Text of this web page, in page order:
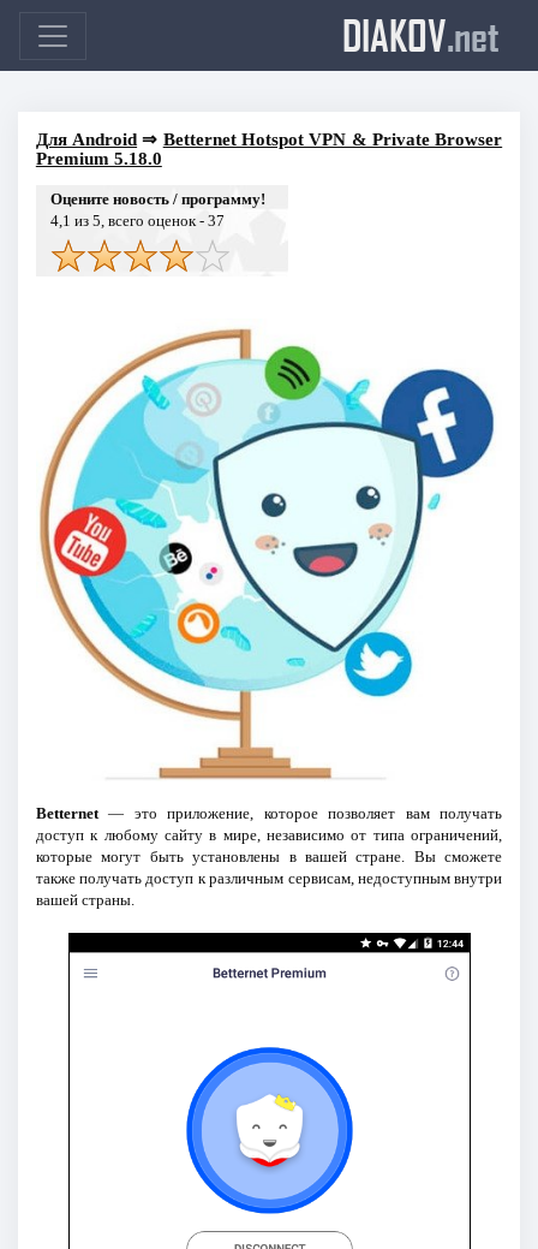
DIAKOV.net
Для Android ⇒ Betternet Hotspot VPN & Private Browser
Premium 5.18.0
Оцените новость / программу!
4,1 из 5, всего оценок - 37
Betternet— это приложение, которое позволяет вам получать
доступ к любому сайту в мире, независимо от типа ограничений,
которые могут быть установлены в вашей стране. Вы сможете
также получать доступ к различным сервисам, недоступным внутри
вашей страны.